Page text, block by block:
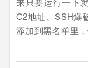
C2地址、SSH爆
添加到黑名单里，